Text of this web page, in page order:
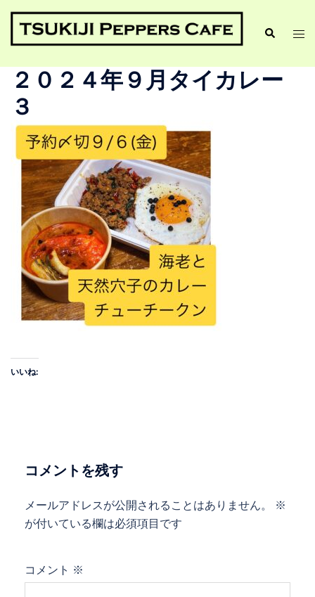
２０２４年９月タイカレー
３
いいね:
コメントを残す
メールアドレスが公開されることはありません。
※
が付いている欄は必須項目です
コメント ※